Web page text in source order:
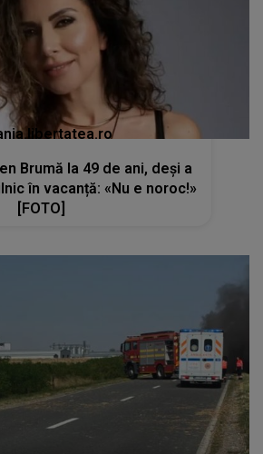
Brumă la 49 de ani, deși a
în vacanță: «Nu e noroc!»
[FOTO]